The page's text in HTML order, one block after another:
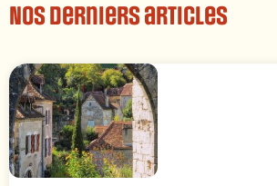
Nos derniers articles